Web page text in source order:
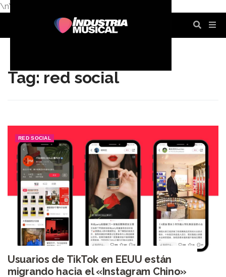
\n\n
Tag: red social
RED SOCIAL
Usuarios de TikTok en EEUU están
migrando hacia el «Instagram Chino»